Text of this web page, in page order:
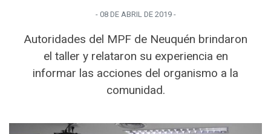
- 08 DE ABRIL DE 2019-
Autoridades del MPF de Neuquén brindaron
el taller y relataron su experiencia en
informar las acciones del organismo a la
comunidad.